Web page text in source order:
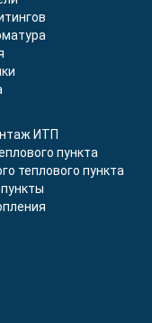
ИТП
пункта
теплового пункта